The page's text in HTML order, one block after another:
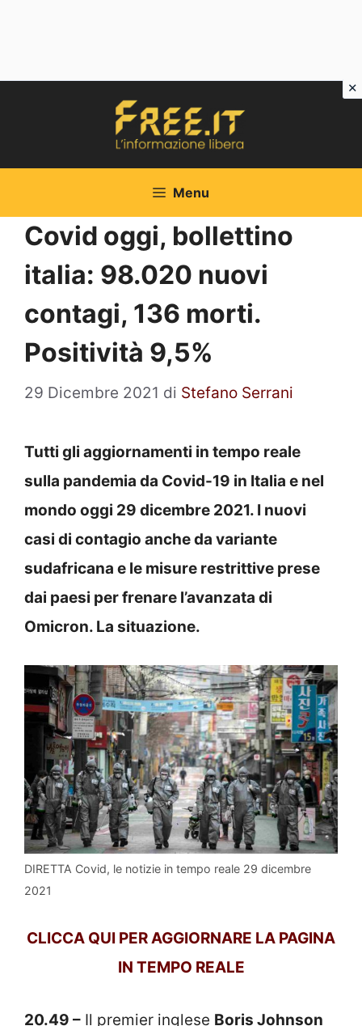
Menu
Covid oggi, bollettino
italia: 98.020 nuovi
contagi, 136 morti.
Positività 9,5%
29 Dicembre 2021 di Stefano Serrani
Tutti gli aggiornamenti in tempo reale
sulla pandemia da Covid-19 in Italia e nel
mondo oggi 29 dicembre 2021. I nuovi
casi di contagio anche da variante
sudafricana e le misure restrittive prese
dai paesi per frenare l’avanzata di
Omicron. La situazione.
DIRETTA Covid, le notizie in tempo reale 29 dicembre
2021
CLICCA QUI PER AGGIORNARE LA PAGINA
IN TEMPO REALE
20.49 – Il premier inglese Boris Johnson